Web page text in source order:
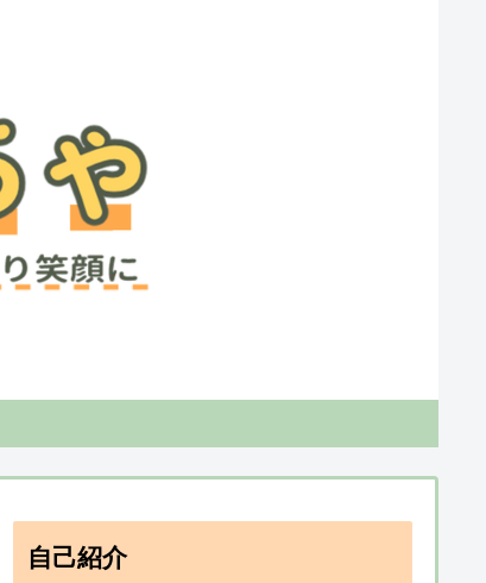
自己紹介